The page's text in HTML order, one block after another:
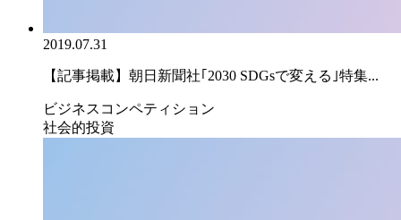
2019.07.31
【記事掲載】朝日新聞社｢2030 SDGsで変える｣特集...
ビジネスコンペティション
社会的投資